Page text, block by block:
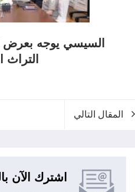
السيسي يوجه بعرض
التراث
المقال التالي
اشترك الآن